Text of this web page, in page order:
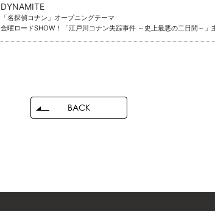
DYNAMITE
「名探偵コナン」オープニングテーマ
金曜ロードSHOW！「江戸川コナン失踪事件 ～史上最悪の二日間～」
BACK